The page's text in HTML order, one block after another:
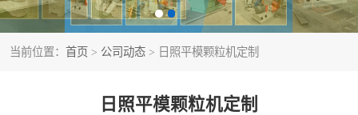
当前位置： 首页 > 公司动态 > 日照平模颗粒机定制
日照平模颗粒机定制
秸秆颗粒机
燃料颗粒机